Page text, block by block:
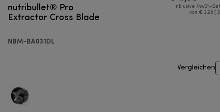
nutribullet® Pro
Extractor Cross Blade
NBM-BA031DL
Inklusive MwSt.-
von € 2,98 (
Vergleichen